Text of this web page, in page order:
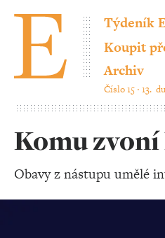
Týdeník
Koupit
Archiv
Číslo 15 ‧ 13.
Komu
Obavy z nástupu umělé